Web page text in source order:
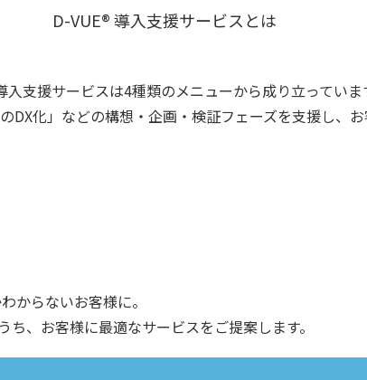
D-VUE® 導入支援サービスとは
入支援サービスは4種類のメニューから成り立っていま
DX化」などの構想・企画・検証フェーズを支援し、
からないお客様に。
、お客様に最適なサービスをご提案します。